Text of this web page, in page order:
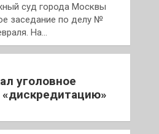
суд города Москвы
заседание по делу №
На…
уголовное